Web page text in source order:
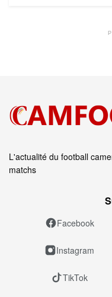
L'actualité du football
matchs
Facebook
Instagram
TikTok